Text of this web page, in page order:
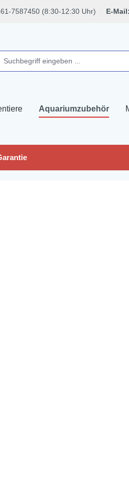
7587450 (8:30-12:30 Uhr) E-Mail:
Aquariumzubehör